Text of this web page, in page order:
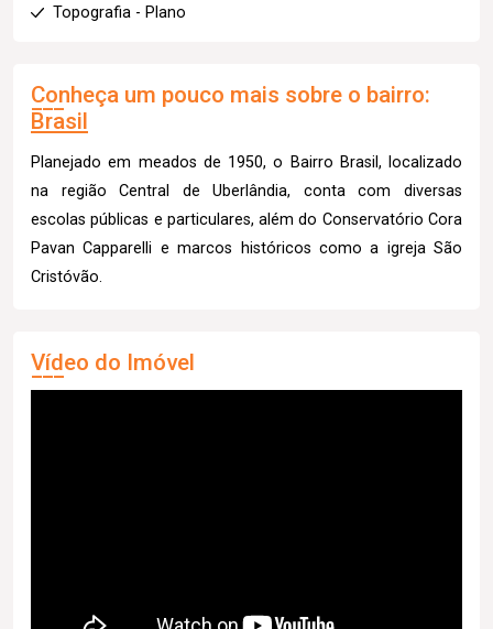
Topografia - Plano
Conheça um pouco mais sobre o bairro:
Brasil
Planejado em meados de 1950, o Bairro Brasil, localizado
na região Central de Uberlândia, conta com diversas
escolas públicas e particulares, além do Conservatório Cora
Pavan Capparelli e marcos históricos como a igreja São
Cristóvão.
Vídeo do Imóvel